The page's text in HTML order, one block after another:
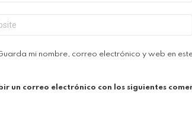
mi nombre, correo electrónico y web en
un correo electrónico con los siguientes